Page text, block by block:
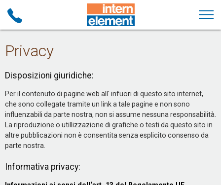
Privacy
Disposizioni giuridiche:
Per il contenuto di pagine web all' infuori di questo sito internet,
che sono collegate tramite un link a tale pagine e non sono
influenzabili da parte nostra, non si assume nessuna responsabilità.
La riproduzione o utillizzazione di grafiche o testi da questo sito in
altre pubblicazioni non è consentita senza esplicito consenso da
parte nostra.
Informativa privacy: